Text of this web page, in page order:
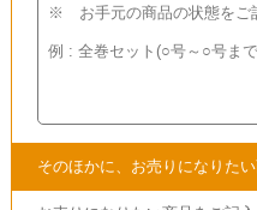
3.発送するだけ!!
段ボール箱もプレゼント!
ご利用ください!